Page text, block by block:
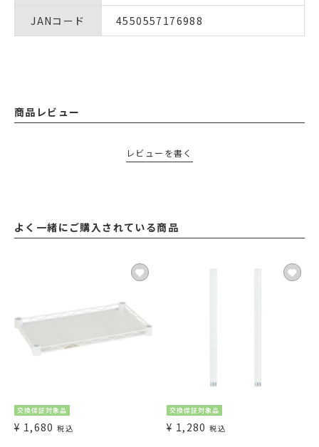
JANコード 4550557176988
商品レビュー
レビューを書く
よく一緒にご購入されている商品
交換保証対象品
¥ 1,680 税込
交換保証対象品
¥ 1,280 税込